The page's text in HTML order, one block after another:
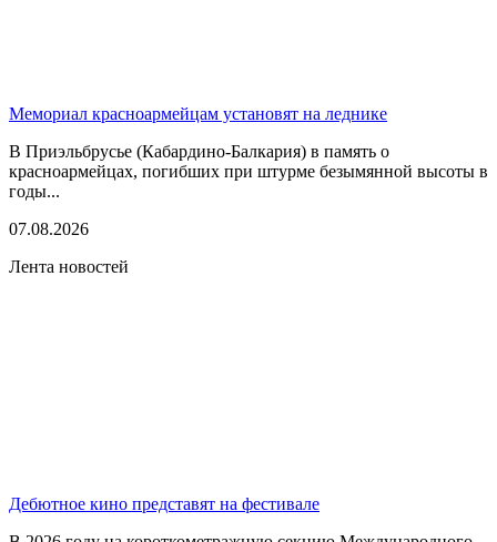
Мемориал красноармейцам установят на леднике
В Приэльбрусье (Кабардино-Балкария) в память о
красноармейцах, погибших при штурме безымянной высоты в
годы...
07.08.2026
Лента новостей
Дебютное кино представят на фестивале